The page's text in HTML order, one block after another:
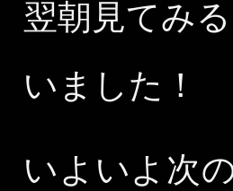
翌朝見てみ
いました！
いよいよ次